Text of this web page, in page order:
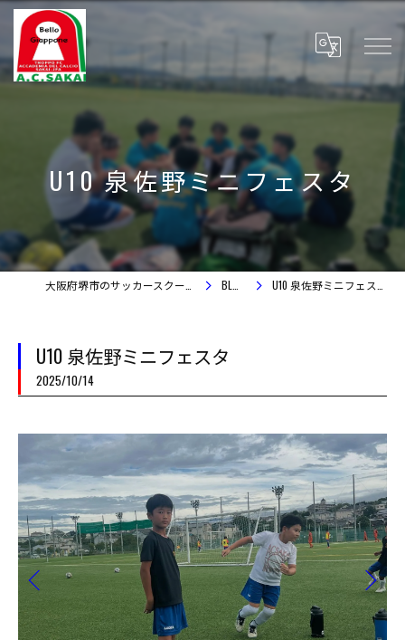
U10 泉佐野ミニフェスタ
BLOG U10 泉佐野ミニフェスタ
U10 泉佐野ミニフェスタ
2025/10/14